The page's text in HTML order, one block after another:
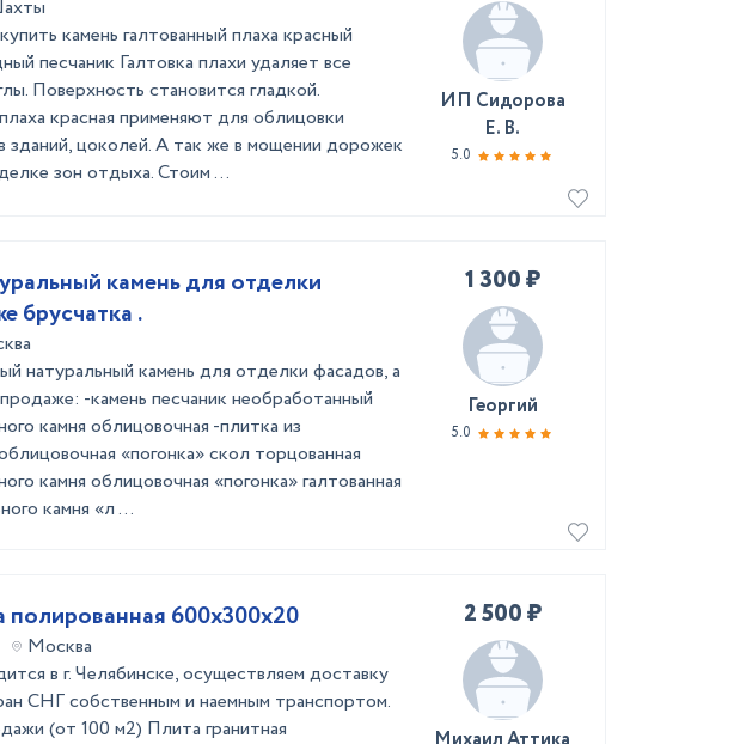
камень галтованный плаха красный
песчаник Галтовка плахи удаляет все
Поверхность становится гладкой.
красная применяют для облицовки
зданий, цоколей. А так же в мощении дорожек
зон отдыха. Стоим ...
ИП Сидорова
Е. В.
5.0
камень для отделки
брусчатка .
натуральный камень для отделки фасадов, а
-камень песчаник необработанный
камня облицовочная -плитка из
«погонка» скол торцованная
камня облицовочная «погонка» галтованная
камня «л ...
1 300 ₽
Георгий
5.0
полированная 600х300х20
Москва
в г. Челябинске, осуществляем доставку
СНГ собственным и наемным транспортом.
(от 100 м2) Плита гранитная
2 500 ₽